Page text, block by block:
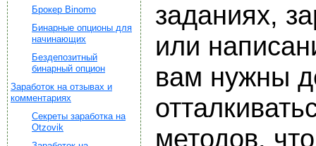
Брокер Binomo
Бинарные опционы для
начинающих
Бездепозитный
бинарный опцион
Заработок на отзывах и
комментариях
Секреты заработка на
Otzovik
заданиях,
или
вам нужны
методов,